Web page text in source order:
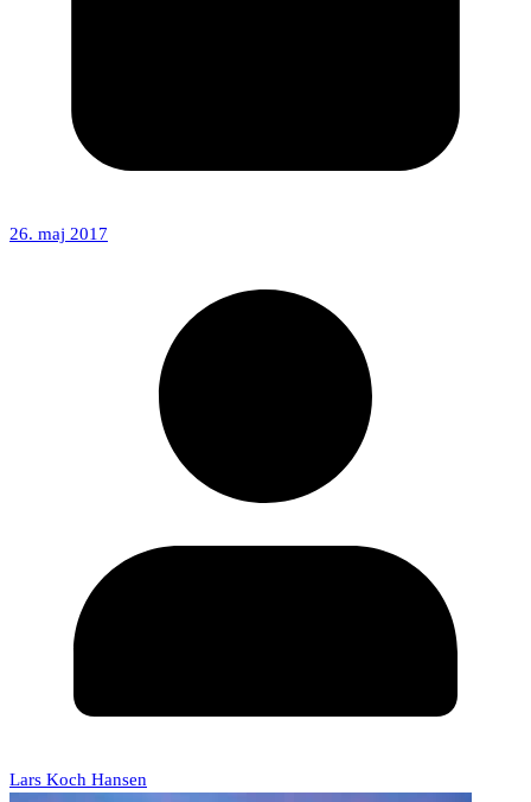
26. maj 2017
Lars Koch Hansen